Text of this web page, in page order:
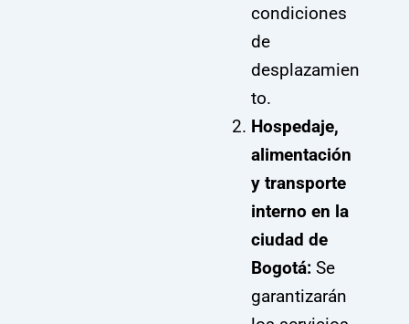
condiciones
de
desplazamien
to.
Hospedaje,
alimentación
y transporte
interno en la
ciudad de
Bogotá:Se
garantizarán